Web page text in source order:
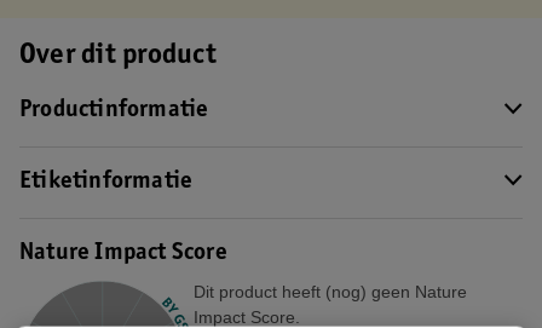
Over dit product
Productinformatie
Etiketinformatie
Nature Impact Score
Dit product heeft (nog) geen Nature
Impact Score.